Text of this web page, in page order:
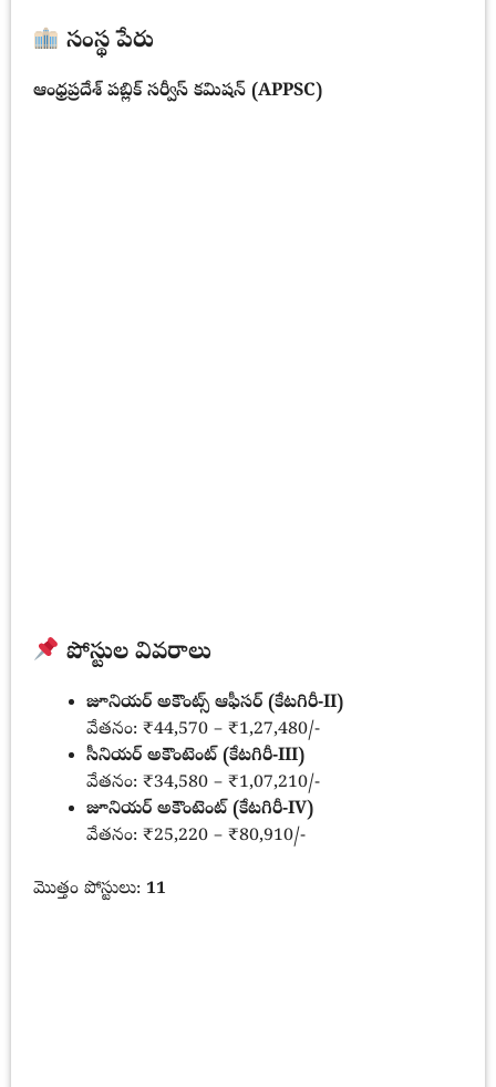
సంస్థ పేరు
ఆంధ్రప్రదేశ్ పబ్లిక్ సర్వీస్ కమిషన్ (APPSC)
పోస్టుల వివరాలు
జూనియర్ అకౌంట్స్ ఆఫీసర్ (కేటగిరీ-II)
వేతనం: ₹44,570 – ₹1,27,480/-
సీనియర్ అకౌంటెంట్ (కేటగిరీ-III)
వేతనం: ₹34,580 – ₹1,07,210/-
జూనియర్ అకౌంటెంట్ (కేటగిరీ-IV)
వేతనం: ₹25,220 – ₹80,910/-
మొత్తం పోస్టులు: 11